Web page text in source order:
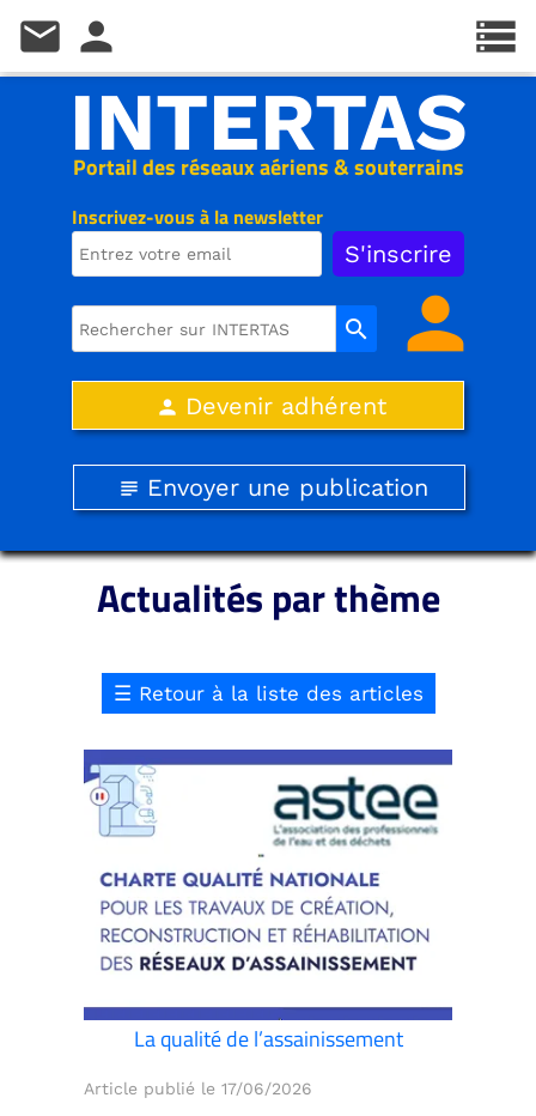
Inscrivez-vous à la newsletter
Portail des réseaux aériens & souterrains
INTERTAS
search person
person Devenir adhérent
subject Envoyer une publication
Actualités par thème
☰ Retour à la liste des articles
La qualité de l’assainissement
Article publié le 17/06/2026
storage
mail person